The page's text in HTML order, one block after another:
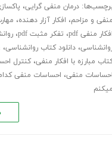
درمان منفی گرایی،
منفی و مزاحم، افکار آزار دهنده،
افکار منفی pdf ، تفکر مثبت pdf ،
،دانلود کتاب روانشناسی،
مبارزه با افکار منفی،کنترل
احساسات منفی، احساسات منفی
میکنم